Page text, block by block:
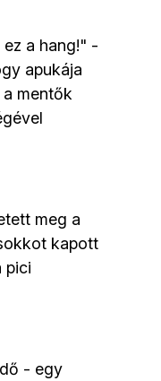
a hang!" -
apukája
mentők
meg a
kapott
pici
- egy